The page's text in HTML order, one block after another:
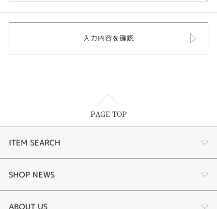
PAGE TOP
ITEM SEARCH
婚約指輪
手作り婚約指輪
SHOP NEWS
デジタルジュエリー®とは
ABOUT US